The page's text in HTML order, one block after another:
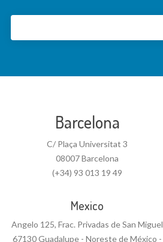
Barcelona
C/ Plaça Universitat 3
08007 Barcelona
(+34) 93 013 19 49
Mexico
Angelo 125, Frac. Privadas de San Miguel
67130 Guadalupe - Noreste de México -